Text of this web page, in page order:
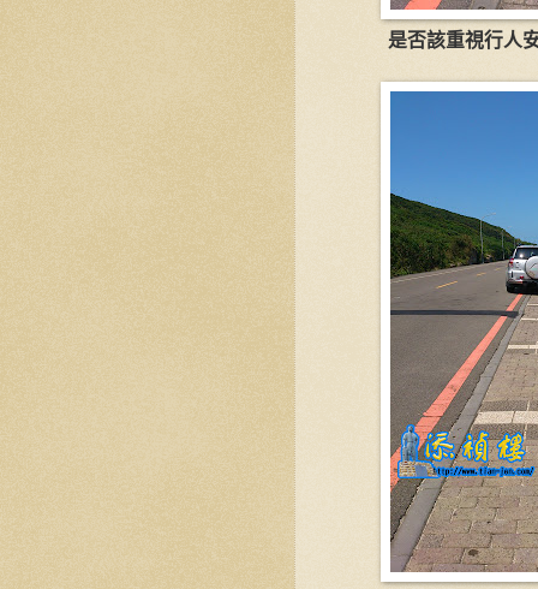
是否該重視行人